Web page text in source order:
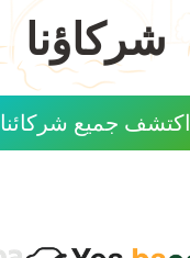
شركاؤنا
اكتشف جميع شركائنا